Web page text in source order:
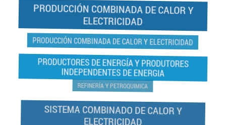
PRODUCCIÓN COMBINADA DE CALOR Y
ELECTRICIDAD
PRODUCCIÓN COMBINADA DE CALOR Y ELECTRICIDAD
PRODUCTORES DE ENERGÍA Y PRODUTORES
INDEPENDENTES DE ENERGIA
REFINERÍA Y PETROQUIMICA
SISTEMA COMBINADO DE CALOR Y